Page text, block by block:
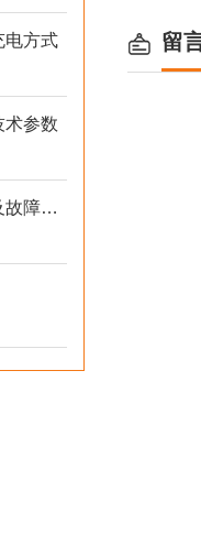
电方式
术参数
氧化锌避雷器测试仪仪器调试及故障处理
留